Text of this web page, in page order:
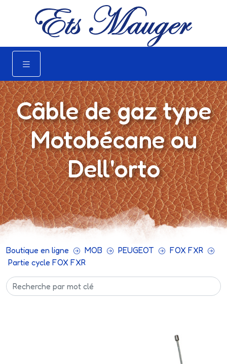
Câble de gaz type
Motobécane ou
Dell'orto
Boutique en ligne MOB PEUGEOT
FOX FXR
Partie cycle FOX FXR